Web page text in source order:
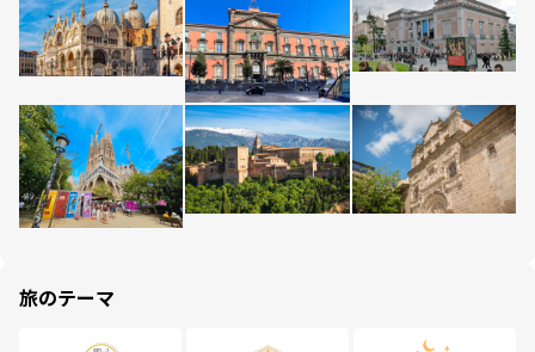
旅のテーマ